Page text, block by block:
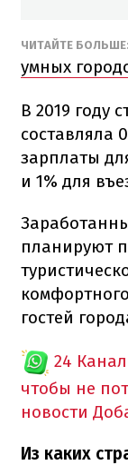
ЧИТАЙТЕ БОЛЬШЕ:
умных
В 2019 году
составляла
зарплаты
и 1% для
планируют
гостей
24
чтобы не
новости
Из каких